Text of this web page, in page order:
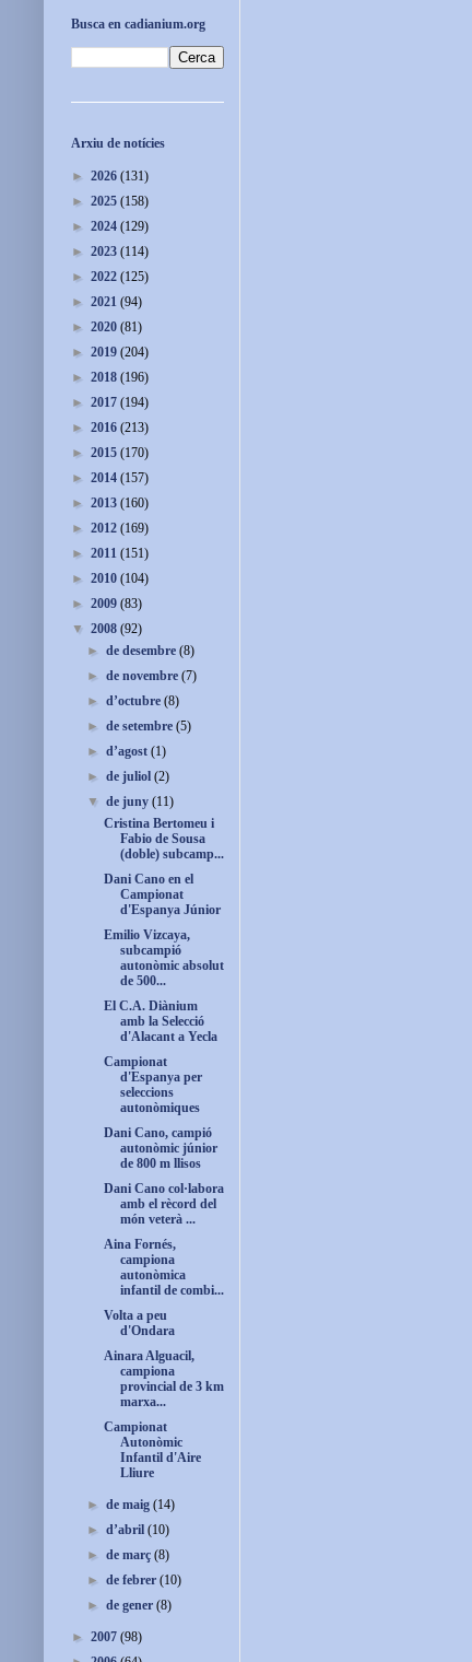
Busca en cadianium.org
Arxiu de notícies
► 2026 (131)
► 2025 (158)
► 2024 (129)
► 2023 (114)
► 2022 (125)
► 2021 (94)
► 2020 (81)
► 2019 (204)
► 2018 (196)
► 2017 (194)
► 2016 (213)
► 2015 (170)
► 2014 (157)
► 2013 (160)
► 2012 (169)
► 2011 (151)
► 2010 (104)
► 2009 (83)
▼ 2008 (92)
►de desembre(8)
►de novembre(7)
►d’octubre(8)
►de setembre(5)
►d’agost(1)
►de juliol(2)
▼de juny(11)
Cristina Bertomeu i
Fabio de Sousa
(doble) subcamp...
Dani Cano en el
Campionat
d'Espanya Júnior
Emilio Vizcaya,
subcampió
autonòmic absolut
de 500...
El C.A. Diànium
amb la Selecció
d'Alacant a Yecla
Campionat
d'Espanya per
seleccions
autonòmiques
Dani Cano, campió
autonòmic júnior
de 800 m llisos
Dani Cano col·labora
amb el rècord del
món veterà ...
Aina Fornés,
campiona
autonòmica
infantil de combi...
Volta a peu
d'Ondara
Ainara Alguacil,
campiona
provincial de 3 km
marxa...
Campionat
Autonòmic
Infantil d'Aire
Lliure
►de maig(14)
►d’abril(10)
►de març(8)
►de febrer(10)
►de gener(8)
► 2007 (98)